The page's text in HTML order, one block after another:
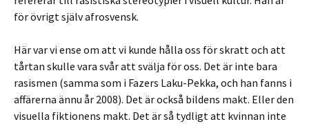
för övrigt själv afrosvensk.
Här var vi ense om att vi kunde hålla oss för skratt och att
tårtan skulle vara svår att svälja för oss. Det är inte bara
rasismen (samma som i Fazers Laku-Pekka, och han fanns i
affärerna ännu år 2008). Det är också bildens makt. Eller den
visuella fiktionens makt. Det är så tydligt att kvinnan inte